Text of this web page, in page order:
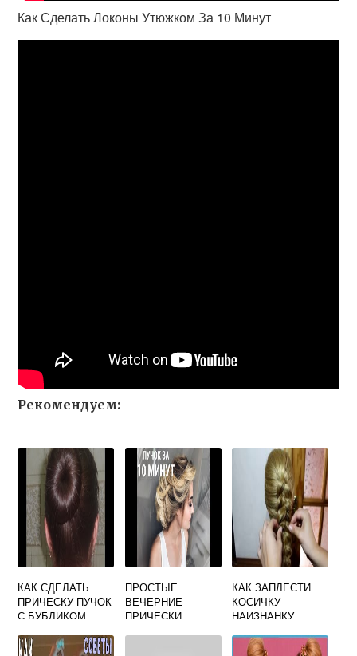
Как Сделать Локоны Утюжком За 10 Минут
Рекомендуем:
КАК СДЕЛАТЬ
ПРИЧЕСКУ ПУЧОК
С БУБЛИКОМ
ПРОСТЫЕ
ВЕЧЕРНИЕ
ПРИЧЕСКИ
КАК ЗАПЛЕСТИ
КОСИЧКУ
НАИЗНАНКУ